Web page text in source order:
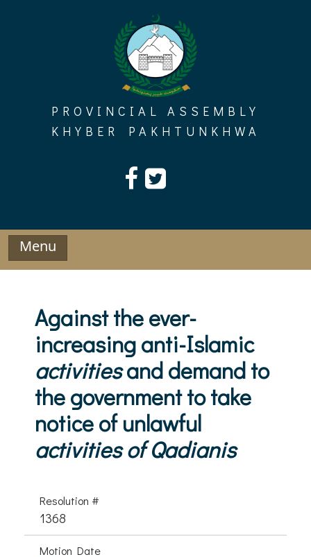
PROVINCIAL ASSEMBLY
KHYBER PAKHTUNKHWA
Menu
Against the ever-
increasing anti-Islamic
activitiesand demand to
the government to take
notice of unlawful
activities of Qadianis
Resolution #
1368
Motion Date